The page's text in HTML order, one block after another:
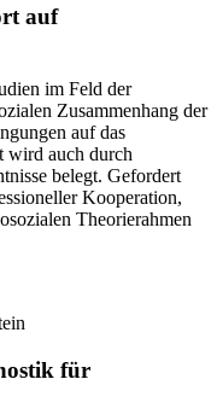
auf
im Feld der
Zusammenhang der
auf das
wird auch durch
belegt. Gefordert
Kooperation,
Theorierahmen
für